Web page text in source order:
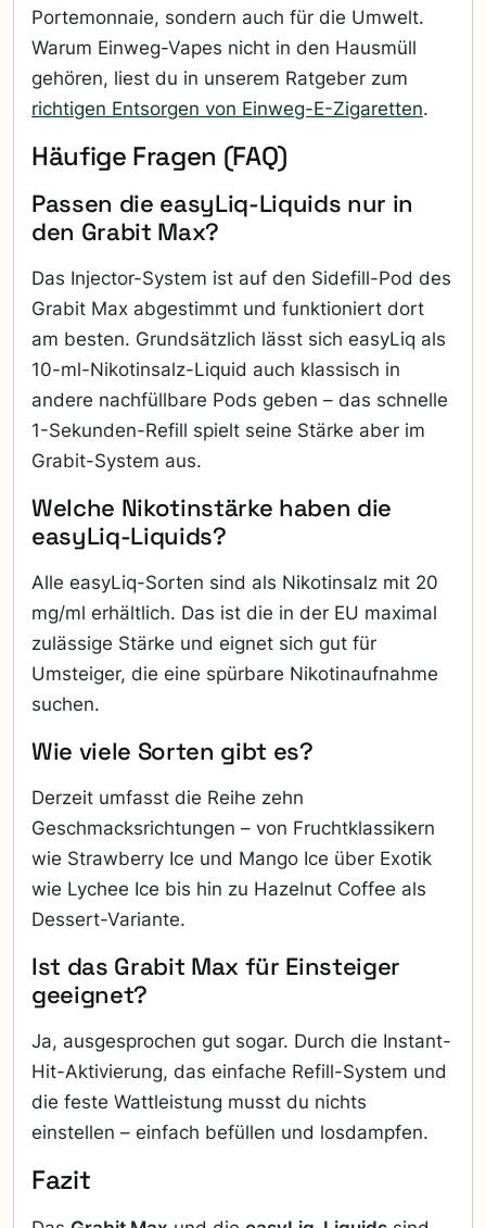
Portemonnaie, sondern auch für die Umwelt.
Warum Einweg-Vapes nicht in den Hausmüll
gehören, liest du in unserem Ratgeber zum
richtigen Entsorgen von Einweg-E-Zigaretten.
Häufige Fragen (FAQ)
Passen die easyLiq-Liquids nur in
den Grabit Max?
Das Injector-System ist auf den Sidefill-Pod des
Grabit Max abgestimmt und funktioniert dort
am besten. Grundsätzlich lässt sich easyLiq als
10-ml-Nikotinsalz-Liquid auch klassisch in
andere nachfüllbare Pods geben – das schnelle
1-Sekunden-Refill spielt seine Stärke aber im
Grabit-System aus.
Welche Nikotinstärke haben die
easyLiq-Liquids?
Alle easyLiq-Sorten sind als Nikotinsalz mit 20
mg/ml erhältlich. Das ist die in der EU maximal
zulässige Stärke und eignet sich gut für
Umsteiger, die eine spürbare Nikotinaufnahme
suchen.
Wie viele Sorten gibt es?
Derzeit umfasst die Reihe zehn
Geschmacksrichtungen – von Fruchtklassikern
wie Strawberry Ice und Mango Ice über Exotik
wie Lychee Ice bis hin zu Hazelnut Coffee als
Dessert-Variante.
Ist das Grabit Max für Einsteiger
geeignet?
Ja, ausgesprochen gut sogar. Durch die Instant-
Hit-Aktivierung, das einfache Refill-System und
die feste Wattleistung musst du nichts
einstellen – einfach befüllen und losdampfen.
Fazit